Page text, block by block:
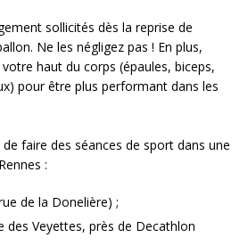
sollicités dès la reprise de
Ne les négligez pas ! En plus,
haut du corps (épaules, biceps,
pour être plus performant dans les
de faire des séances de sport dans une
:
de la Donelière) ;
des Veyettes, près de Decathlon